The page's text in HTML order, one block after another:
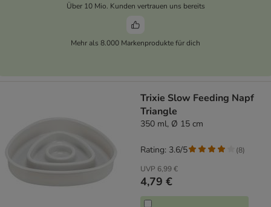
Über 10 Mio. Kunden vertrauen uns bereits
Mehr als 8.000 Markenprodukte für dich
Trixie Slow Feeding Napf
Triangle
350 ml, Ø 15 cm
UVP 6,99 €
4,79 €
Rating: 3.6/5 (8)